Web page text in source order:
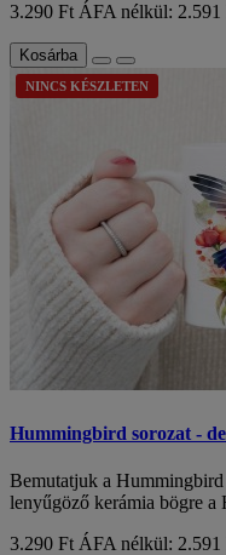
3.290 Ft ÁFA nélkül: 2.591
Kosárba
NINCS KÉSZLETEN
Hummingbird sorozat -
Bemutatjuk a
lenyűgöző kerámia bögre a
3.290 Ft ÁFA nélkül: 2.591